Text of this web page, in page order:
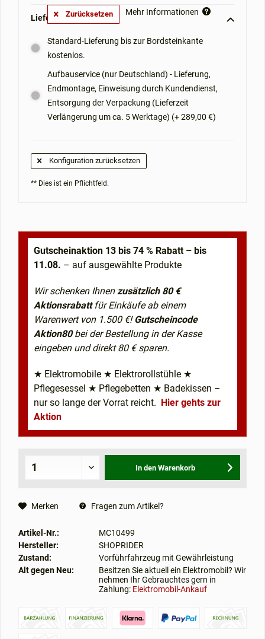
Lieferoptionen: **
Standard-Lieferung bis zur Bordsteinkante
kostenlos.
Aufbauservice (nur Deutschland) - Lieferung,
Endmontage, Einweisung durch Kundendienst,
Entsorgung der Verpackung (Lieferzeit
Verlängerung um ca. 5 Werktage) (+ 289,00 €)
Zurücksetzen Mehr Informationen
Konfiguration zurücksetzen
** Dies ist ein Pflichtfeld.
Gutscheinaktion 13 bis 74 % Rabatt – bis
11.08. – auf ausgewählte Produkte
Wir schenken Ihnen zusätzlich 80 €
Aktionsrabattfür Einkäufe ab einem
Warenwert von 1.500 €!Gutscheincode
Aktion80bei der Bestellung in der Kasse
eingeben und direkt 80 € sparen.
★ Elektromobile ★ Elektrorollstühle ★
Pflegesessel ★ Pflegebetten ★ Badekissen –
nur so lange der Vorrat reicht. Hier gehts zur
Aktion
In den Warenkorb
Merken Fragen zum Artikel?
Artikel-Nr.:
MC10499
Hersteller:
SHOPRIDER
Zustand:
Vorführfahrzeug mit Gewährleistung
Alt gegen Neu:
Besitzen Sie aktuell ein Elektromobil? Wir
nehmen Ihr Gebrauchtes gern in
Zahlung: Elektromobil-Ankauf